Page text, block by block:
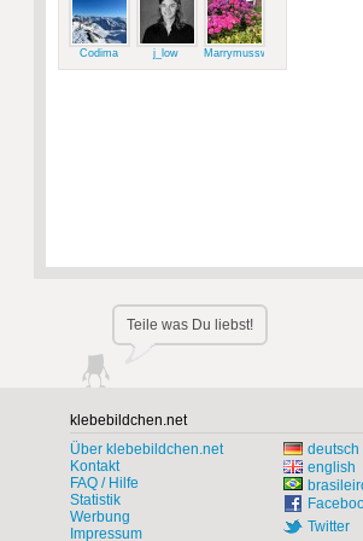
Codima j_low Marrymussweg
Teile was Du liebst!
klebebildchen.net
Über klebebildchen.net
Kontakt
FAQ / Hilfe
Statistik
Werbung
Impressum
deutsch
english
Twitter